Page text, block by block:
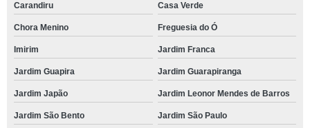
Carandiru Casa Verde
Chora Menino Freguesia do Ó
Imirim Jardim Franca
Jardim Guapira Jardim Guarapiranga
Jardim Japão Jardim Leonor Mendes de Barros
Jardim São Bento Jardim São Paulo